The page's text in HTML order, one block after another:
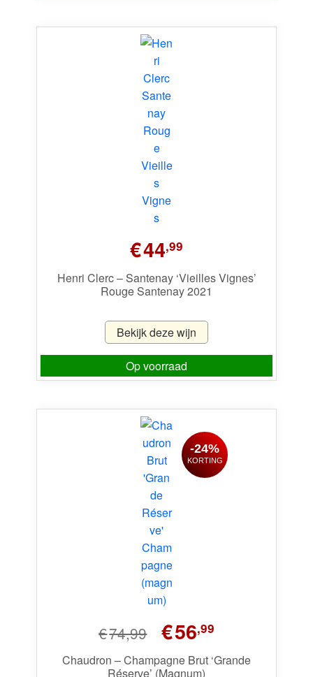
€44,99
Henri Clerc – Santenay ‘Vieilles Vignes’
Rouge Santenay 2021
Bekijk deze wijn
Op voorraad
€74,99
Oorspronkelijke
prijs
was:
€56,99Huidige
is:
Chaudron – Champagne Brut ‘Grande
Réserve’ (Magnum)
-24%
KORTING